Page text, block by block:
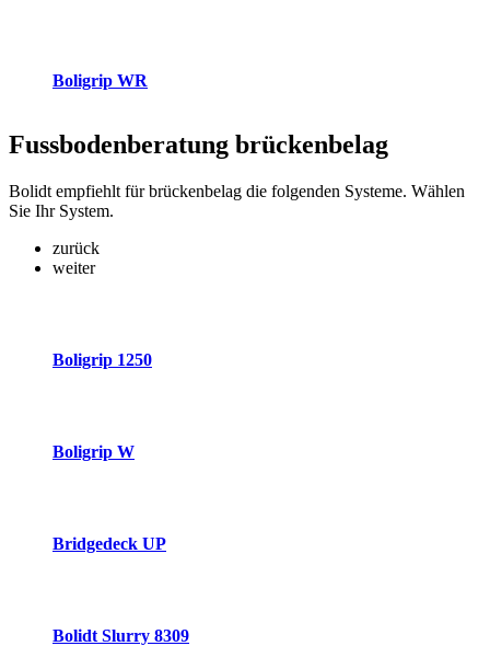
Boligrip WR
Fussbodenberatung brückenbelag
Bolidt empfiehlt für brückenbelag die folgenden Systeme. Wählen
Sie Ihr System.
zurück
weiter
Boligrip 1250
Boligrip W
Bridgedeck UP
Bolidt Slurry 8309